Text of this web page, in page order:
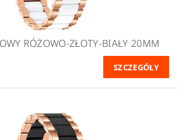
RÓŻOWO-ZŁOTY-BIAŁY 20MM
SZCZEGÓŁY